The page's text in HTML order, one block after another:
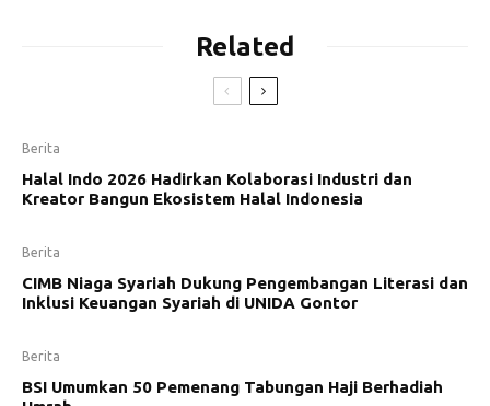
Related
Berita
Halal Indo 2026 Hadirkan Kolaborasi Industri dan
Kreator Bangun Ekosistem Halal Indonesia
Berita
CIMB Niaga Syariah Dukung Pengembangan Literasi dan
Inklusi Keuangan Syariah di UNIDA Gontor
Berita
BSI Umumkan 50 Pemenang Tabungan Haji Berhadiah